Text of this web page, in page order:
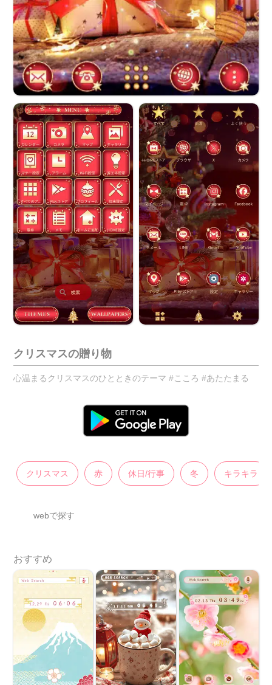
クリスマスの贈り物
心温まるクリスマスのひとときのテーマ #こころ #あたたまる
クリスマス 赤 休日/行事 冬 キラキラ
webで探す
おすすめ